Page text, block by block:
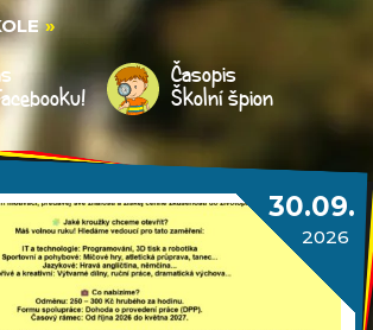
Časopis
Školní špion
30.09.
2026